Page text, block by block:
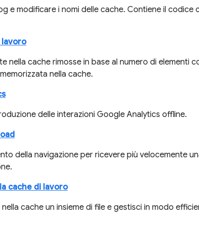
e modificare i nomi delle cache. Contiene il
lavoro
nella cache rimosse in base al numero di elementi
nella cache.
delle interazioni Google Analytics offline.
della navigazione per ricevere più velocemente
cache di lavoro
cache un insieme di file e gestisci in modo